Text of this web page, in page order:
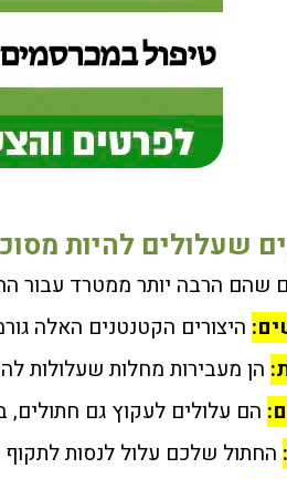
שהם הרבה יותר ממטרד עבור
היצורים הקטנטנים האלה
הן מעבירות מחלות שעלולות
הם עלולים לעקוץ גם חתולים,
החתול שלכם עלול לנסות לתקוף